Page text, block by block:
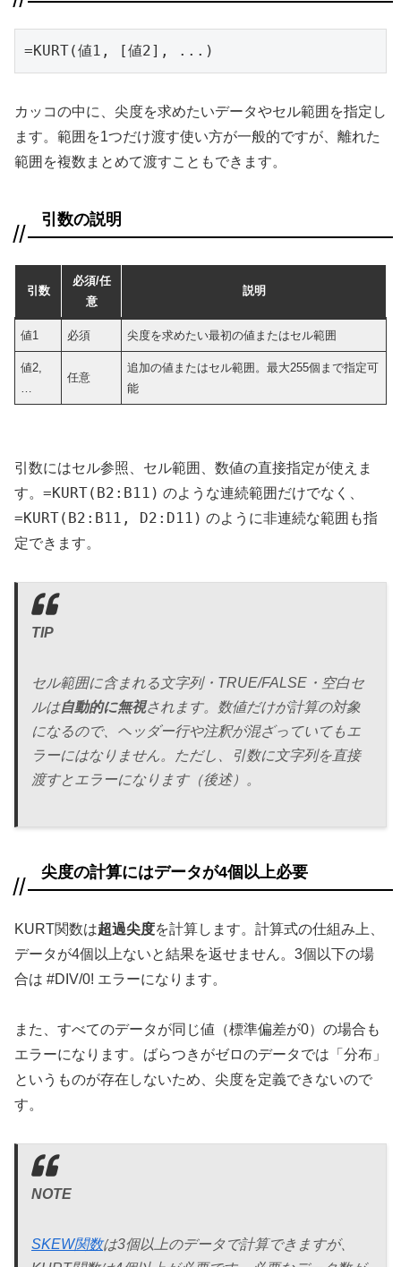
=KURT(値1, [値2], ...)
カッコの中に、尖度を求めたいデータやセル範囲を指定し
ます。範囲を1つだけ渡す使い方が一般的ですが、離れた
範囲を複数まとめて渡すこともできます。
引数の説明
引数
必須/任
意
説明
値1 必須 尖度を求めたい最初の値またはセル範囲
値2,
任意
追加の値またはセル範囲。最大255個まで指定可
能
引数にはセル参照、セル範囲、数値の直接指定が使えま
す。 =KURT(B2:B11) のような連続範囲だけでなく、
=KURT(B2:B11, D2:D11) のように非連続な範囲も指
定できます。
TIP
セル範囲に含まれる文字列・TRUE/FALSE・空白セ
ルは自動的に無視されます。数値だけが計算の対象
になるので、ヘッダー行や注釈が混ざっていてもエ
ラーにはなりません。ただし、引数に文字列を直接
渡すとエラーになります（後述）。
尖度の計算にはデータが4個以上必要
KURT関数は超過尖度を計算します。計算式の仕組み上、
データが4個以上ないと結果を返せません。3個以下の場
合は #DIV/0! エラーになります。
また、すべてのデータが同じ値（標準偏差が0）の場合も
エラーになります。ばらつきがゼロのデータでは「分布」
というものが存在しないため、尖度を定義できないので
す。
NOTE
SKEW関数は3個以上のデータで計算できますが、